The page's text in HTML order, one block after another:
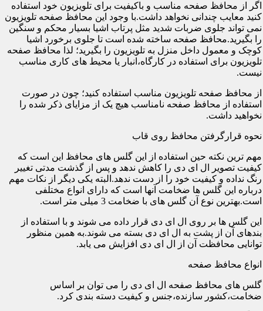
اگر از محافظ صفحه مناسب و باکیفیت برای تلویزیون خود استفاده
کنید معایب چندانی نخواهد داشت.با وجود این محافظ صفحه تلویزیون
نمی تواند جلوی ضربات شدید مثل پرتاب اشیا بسیار محکم و سنگین
را بگیرید.محافظ صفحه ساخته شده است تا جلوی برخورد اشیا
کوچک و معمول داخل منزل به تلویزیون را بگیرید؛ لذا محافظ صفحه
تلویزیون برای استفاده در کارگاه،انبار یا محیط های کاری مناسب
نیست.
از محافظ صفحه تلویزیون مناسب استفاده کنید؛ چون در صورت
استفاده از محافظ صفحه نامناسب هیچ یک از مزایای ذکر شده را
نخواهید داشت.
نحوه قرارگرفتن محافظ روی قاب
مهم ترین نکته حین استفاده از این گلس های محافظ این است که
کیفیت تصویر ال ای دی را کاهش ندهد و پس از گذشت مدتی تغییر
رنگ نداده و کیفیت خود را از دست ندهد.البته یکی دیگر از نکات مهم
درباره این گلس ها ضخامت آنها است که دارای انواع مختلفی
است.بهترین نوع آن گلس های با ضخامت 3 میلی متر است.
این گلس ها بر روی ال ای دی قرار داده می شوند و با استفاده از
بندهای آن از پشت به ال ای دی بسته می شوند.به همین منظور
توانایی محافظت آن از ال ای دی افزایش می یابد.
انواع محافظ صفحه
گلس های محافظ صفحه ال ای دی را می توان بر اساس
ضخامت،کشور سازنده،جنس و کیفیت دسته بندی کرد.